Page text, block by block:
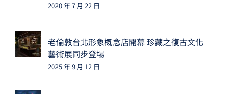
2020 年 7 月 22 日
老倫敦台北形象概念店開幕 珍藏之復古文化
藝術展同步登場
2025 年 9 月 12 日